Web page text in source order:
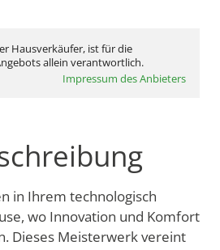
Hausverkäufer, ist für die
allein verantwortlich.
Impressum des Anbieters
in Ihrem technologisch
wo Innovation und Komfort
Dieses Meisterwerk vereint